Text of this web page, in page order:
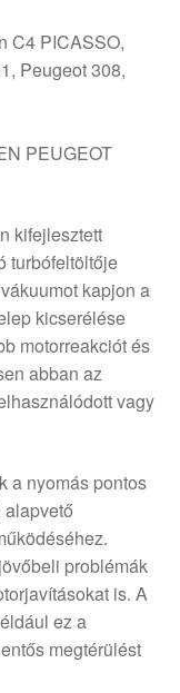
C4 PICASSO,
Peugeot 308,
PEUGEOT
kifejlesztett
turbófeltöltője
kapjon a
kicserélése
motorreakciót és
abban az
vagy
a nyomás pontos
problémák
is. A
ez a
megtérülést